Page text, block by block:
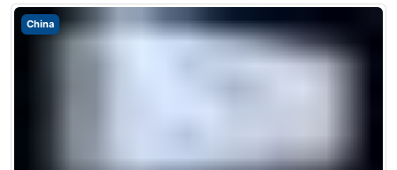
China